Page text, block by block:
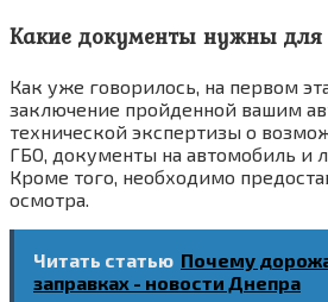
Какие документы нужны
Как уже говорилось, на первом
заключение пройденной вашим
технической экспертизы о
ГБО, документы на автомобиль и
Кроме того, необходимо
осмотра.
Читать статью Почему
заправках - новости Днепра